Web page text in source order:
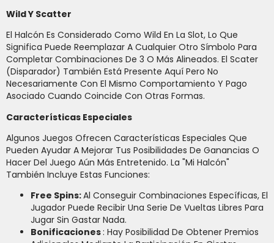
Wild Y Scatter
El Halcón Es Considerado Como Wild En La Slot, Lo Que
Significa Puede Reemplazar A Cualquier Otro Símbolo Para
Completar Combinaciones De 3 O Más Alineados. El Scater
(disparador) También Está Presente Aquí Pero No
Necesariamente Con El Mismo Comportamiento Y Pago
Asociado Cuando Coincide Con Otras Formas.
Características Especiales
Algunos Juegos Ofrecen Características Especiales Que
Pueden Ayudar A Mejorar Tus Posibilidades De Ganancias O
Hacer Del Juego Aún Más Entretenido. La "Mi Halcón"
También Incluye Estas Funciones:
Free Spins:Al Conseguir Combinaciones Específicas, El
Jugador Puede Recibir Una Serie De Vueltas Libres Para
Jugar Sin Gastar Nada.
Bonificaciones : Hay Posibilidad De Obtener Premios